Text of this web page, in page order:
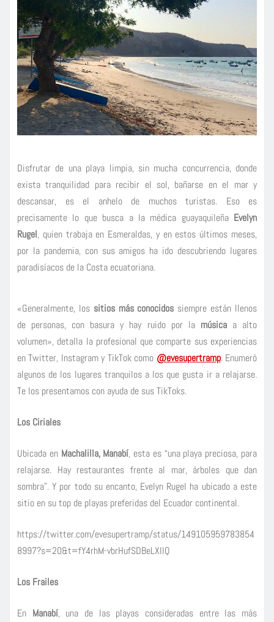
Disfrutar de una playa limpia, sin mucha concurrencia, donde
exista tranquilidad para recibir el sol, bañarse en el mar y
descansar, es el anhelo de muchos turistas. Eso es
precisamente lo que busca a la médica guayaquileña Evelyn
Rugel, quien trabaja en Esmeraldas, y en estos últimos meses,
por la pandemia, con sus amigos ha ido descubriendo lugares
paradisíacos de la Costa ecuatoriana.
«Generalmente, los sitios más conocidos siempre están llenos
de personas, con basura y hay ruido por lamúsicaa alto
volumen», detalla la profesional que comparte sus experiencias
en Twitter, Instagram y TikTok como @evesupertramp. Enumeró
algunos de los lugares tranquilos a los que gusta ir a relajarse.
Te los presentamos con ayuda de sus TikToks.
Los Ciriales
Ubicada enMachalilla, Manabí, esta es “una playa preciosa, para
relajarse. Hay restaurantes frente al mar, árboles que dan
sombra”. Y por todo su encanto, Evelyn Rugel ha ubicado a este
sitio en su top de playas preferidas del Ecuador continental.
https://twitter.com/evesupertramp/status/149105959783854
8997?s=20&t=fY4rhM-vbrHufSDBeLXIIQ
Los Frailes
En Manabí, una de las playas consideradas entre las más